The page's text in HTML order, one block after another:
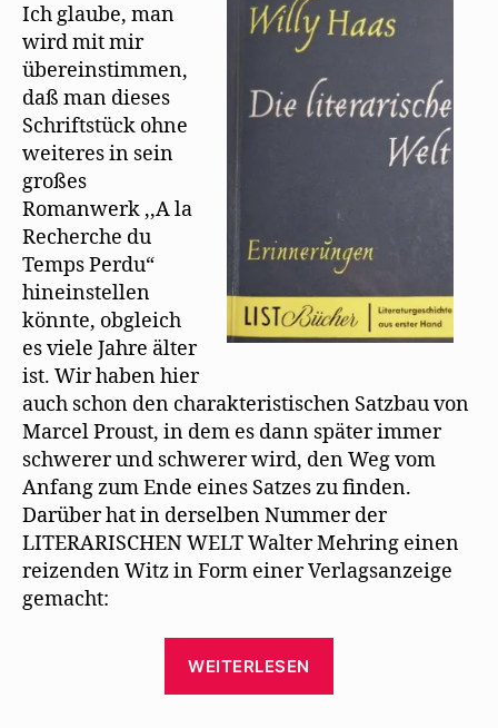
einen
über
Proust
Ich glaube, man
wird mit mir
übereinstimmen,
daß man dieses
Schriftstück ohne
weiteres in sein
großes
Romanwerk ,,A la
Recherche du
Temps Perdu“
hineinstellen
könnte, obgleich
es viele Jahre älter
ist. Wir haben hier
auch schon den charakteristischen Satzbau von
Marcel Proust, in dem es dann später immer
schwerer und schwerer wird, den Weg vom
Anfang zum Ende eines Satzes zu ﬁnden.
Darüber hat in derselben Nummer der
LITERARISCHEN WELT Walter Mehring einen
reizenden Witz in Form einer Verlagsanzeige
gemacht:
WEITERLESEN